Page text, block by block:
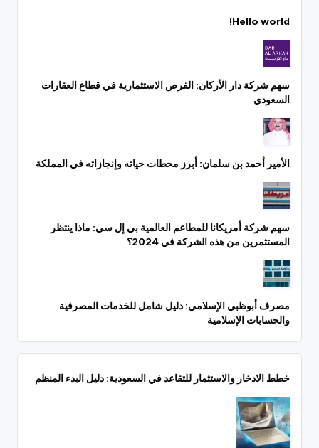
Hello world!
سهم شركة دار الأركان: الفرص الاستثمارية في قطاع العقارات
السعودي
الأمير أحمد بن سلمان: أبرز محطات حياته وإنجازاته في المملكة
سهم شركة أمريكانا للمطاعم العالمية بي إل سي: ماذا ينتظر
المستثمرين من هذه الشركة في 2024؟
مصرف أبوظبي الإسلامي: دليل شامل للخدمات المصرفية
والحسابات الإسلامية
خطط الادخار والاستثمار للتقاعد في السعودية: دليل البدء المنظم